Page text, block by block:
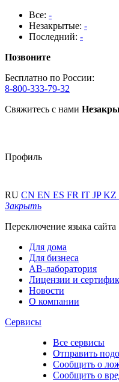
Все: -
Незакрытые: -
Последний: -
Позвоните
Бесплатно по России:
8-800-333-79-32
Свяжитесь с нами
Профиль
RU CN EN ES FR IT JPKZ
Закрыть
Переключение языка сайта
Для дома
Для бизнеса
АВ-лаборатория
Лицензии и
Новости
О компании
Сервисы
Все сервисы
Отправить
Сообщить о
Сообщить о